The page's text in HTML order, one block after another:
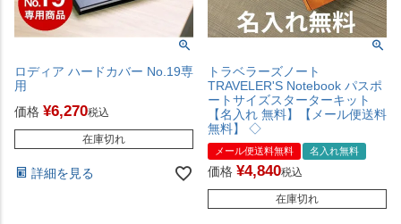
ロディア ハードカバー No.19専
用
価格 ¥6,270税込
在庫切れ
詳細を見る
トラベラーズノート
TRAVELER'S Notebook パスポ
ートサイズスターターキット
【名入れ 無料】【メール便送料
無料】 ◇
メール便送料無料 名入れ無料
価格 ¥4,840税込
在庫切れ